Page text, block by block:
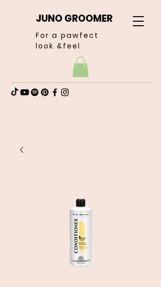
JUNO GROOMER
For a pawfect
look &feel